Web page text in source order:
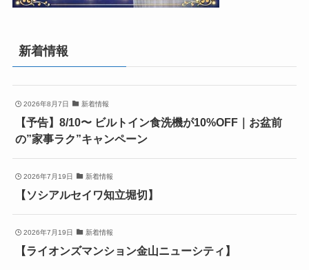
新着情報
2026年8月7日 新着情報
【予告】8/10〜 ビルトイン食洗機が10%OFF｜お盆前
の”家事ラク”キャンペーン
2026年7月19日 新着情報
【ソシアルセイワ知立堀切】
2026年7月19日 新着情報
【ライオンズマンション金山ニューシティ】